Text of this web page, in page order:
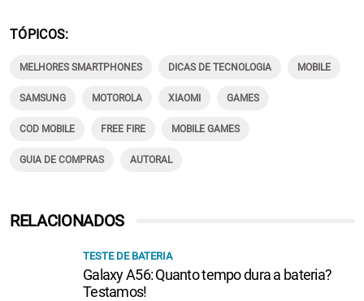
TÓPICOS
MELHORES SMARTPHONES DICAS DE TECNOLOGIA MOBILE
SAMSUNG MOTOROLA XIAOMI GAMES
COD MOBILE FREE FIRE MOBILE GAMES
GUIA DE COMPRAS AUTORAL
RELACIONADOS
TESTE DE BATERIA
Galaxy A56: Quanto tempo dura a bateria?
Testamos!